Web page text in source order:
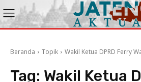
Beranda Topik Wakil Ketua DPRD Ferry
Tag: Wakil Ketua